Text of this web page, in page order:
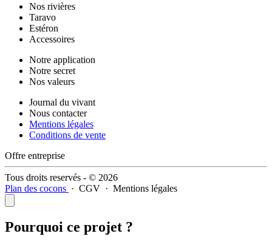
Nos rivières
Taravo
Estéron
Accessoires
Notre application
Notre secret
Nos valeurs
Journal du vivant
Nous contacter
Mentions légales
Conditions de vente
Offre entreprise
Tous droits reservés - © 2026
Plan des cocons · CGV · Mentions légales
Pourquoi ce projet ?